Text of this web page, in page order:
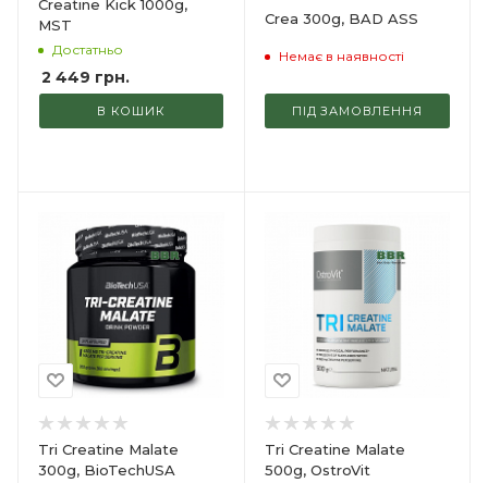
Creatine Kick 1000g,
MST
Достатньо
2 449 грн.
В КОШИК
Crea 300g, BAD ASS
Немає в наявності
ПІД ЗАМОВЛЕННЯ
Tri Creatine Malate
300g, BioTechUSA
Tri Creatine Malate
500g, OstroVit